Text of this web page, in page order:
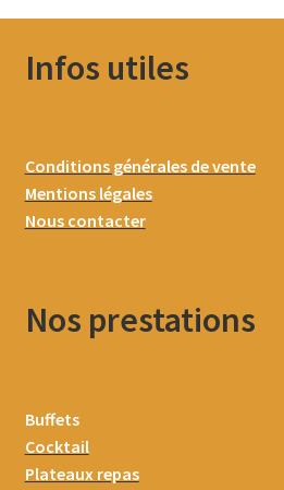
Infos utiles
Conditions générales de vente
Mentions légales
Nous contacter
Nos prestations
Buffets
Cocktail
Plateaux repas